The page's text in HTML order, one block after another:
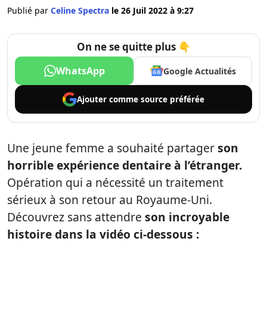
Publié par Celine Spectra le 26 Juil 2022 à 9:27
On ne se quitte plus 👇
WhatsApp Google Actualités
Ajouter comme source préférée
Une jeune femme a souhaité partagerson
horrible expérience dentaire à l’étranger.
Opération qui a nécessité un traitement
sérieux à son retour au Royaume-Uni.
Découvrez sans attendre son incroyable
histoire dans la vidéo ci-dessous :